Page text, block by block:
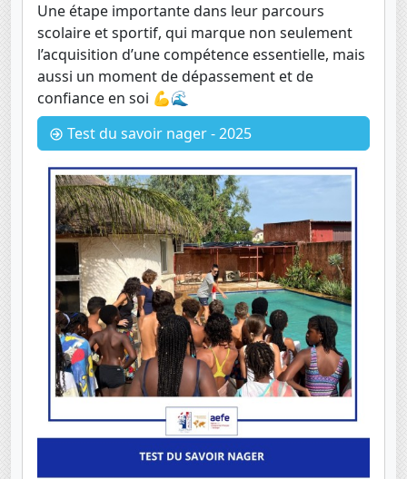
Une étape importante dans leur parcours
scolaire et sportif, qui marque non seulement
l’acquisition d’une compétence essentielle, mais
aussi un moment de dépassement et de
confiance en soi 💪🌊
Test du savoir nager - 2025